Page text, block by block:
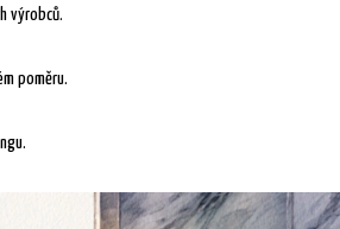
výrobců.
poměru.